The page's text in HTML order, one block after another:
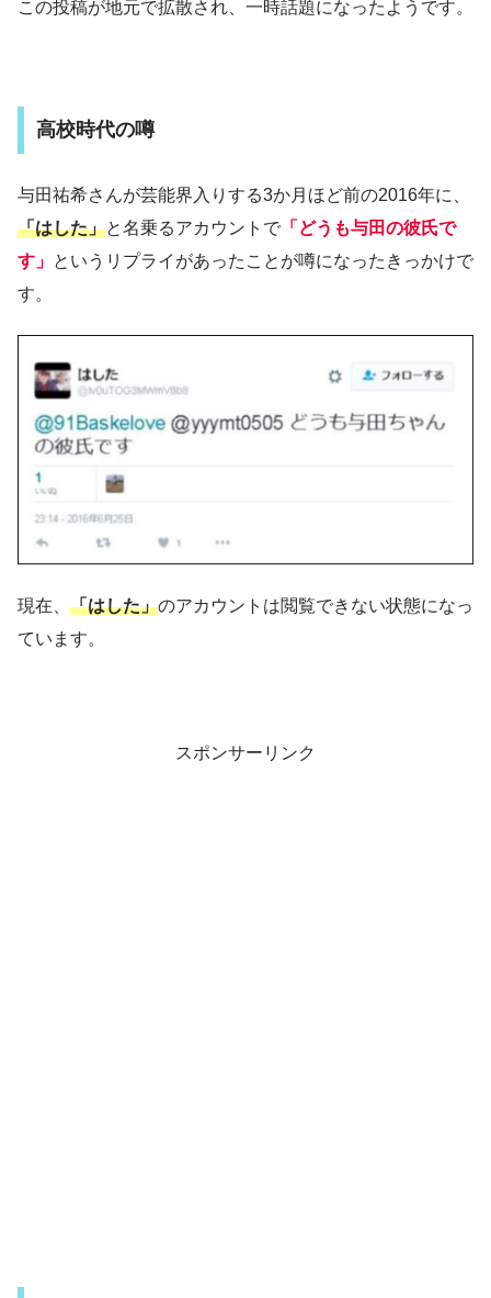
この投稿が地元で拡散され、一時話題になったようです。
高校時代の噂
与田祐希さんが芸能界入りする3か月ほど前の2016年に、
「はした」と名乗るアカウントで 「どうも与田の彼氏で
す」 というリプライがあったことが噂になったきっかけで
す。
現在、 「はした」のアカウントは閲覧できない状態になっ
ています。
スポンサーリンク